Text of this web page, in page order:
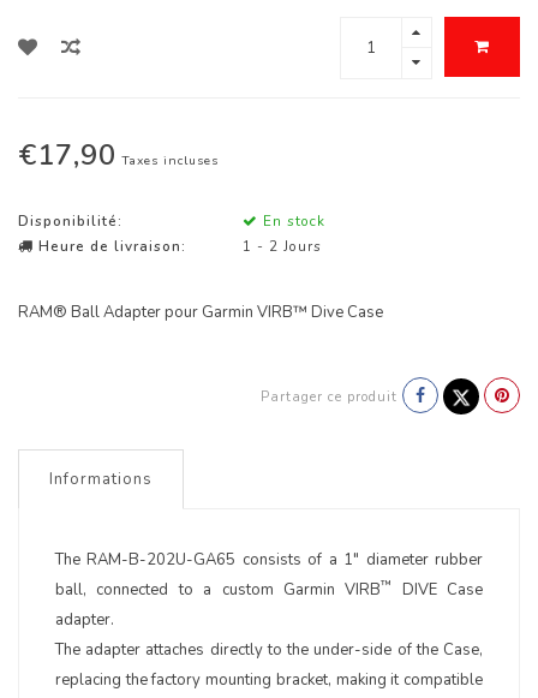
€17,90 Taxes incluses
Disponibilité:
En stock
Heure de livraison:
1 - 2 Jours
RAM® Ball Adapter pour Garmin VIRB™ Dive Case
Partager ce produit
Informations
The RAM-B-202U-GA65 consists of a 1" diameter rubber
ball, connected to a custom Garmin VIRB™
DIVE Case
adapter.
The adapter attaches directly to the under-side of the Case,
replacing the factory mounting bracket, making it compatible